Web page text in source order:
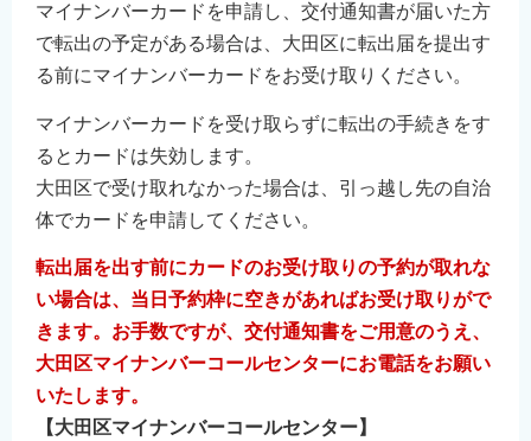
マイナンバーカードを申請し、交付通知書が届いた方
で転出の予定がある場合は、大田区に転出届を提出す
る前にマイナンバーカードをお受け取りください。
マイナンバーカードを受け取らずに転出の手続きをす
るとカードは失効します。
大田区で受け取れなかった場合は、引っ越し先の自治
体でカードを申請してください。
転出届を出す前にカードのお受け取りの予約が取れな
い場合は、当日予約枠に空きがあればお受け取りがで
きます。お手数ですが、交付通知書をご用意のうえ、
大田区マイナンバーコールセンターにお電話をお願い
いたします。
【大田区マイナンバーコールセンター】